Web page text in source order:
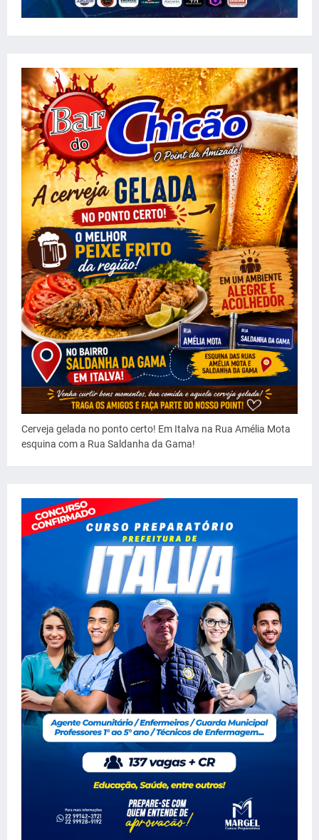
Cerveja gelada no ponto certo! Em Italva na Rua Amélia Mota
esquina com a Rua Saldanha da Gama!